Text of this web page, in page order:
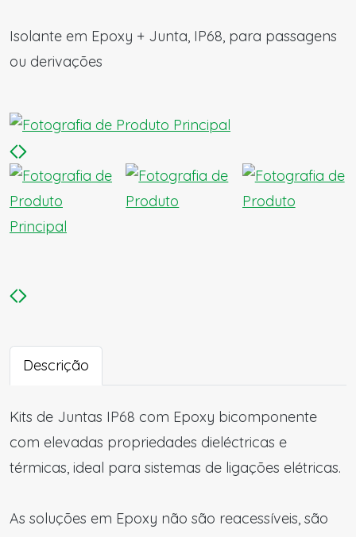
Isolante em Epoxy + Junta, IP68, para passagens
ou derivações
Descrição
Kits de Juntas IP68 com Epoxy bicomponente
com elevadas propriedades dieléctricas e
térmicas, ideal para sistemas de ligações elétricas.
As soluções em Epoxy não são reacessíveis, são